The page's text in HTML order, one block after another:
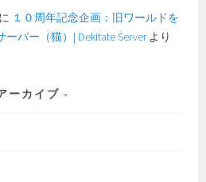
に １０周年記念企画：旧ワールドを
バー（猫）| Dekitate Serverより
ーカイブ